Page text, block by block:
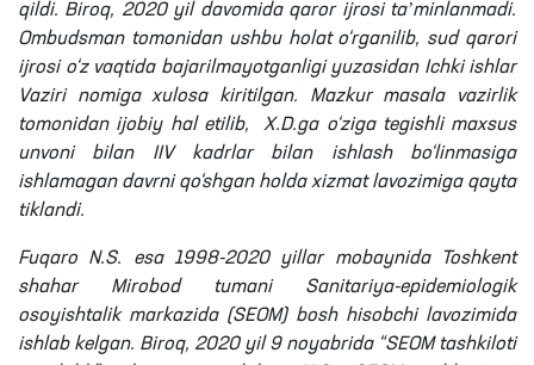
qildi. Biroq, 2020 yil davomida qaror ijrosi taʼminlanmadi.
Ombudsman tomonidan ushbu holat o‘rganilib, sud qarori
ijrosi o‘z vaqtida bajarilmayotganligi yuzasidan Ichki ishlar
Vaziri nomiga xulosa kiritilgan. Mazkur masala vazirlik
tomonidan ijobiy hal etilib, X.D.ga o‘ziga tegishli maxsus
unvoni bilan IIV kadrlar bilan ishlash bo‘linmasiga
ishlamagan davrni qo‘shgan holda xizmat lavozimiga qayta
tiklandi.
Fuqaro N.S. esa 1998-2020 yillar mobaynida Toshkent
shahar Mirobod tumani Sanitariya-epidemiologik
osoyishtalik markazida (SEOM) bosh hisobchi lavozimida
ishlab kelgan. Biroq, 2020 yil 9 noyabrida “SEOM tashkiloti